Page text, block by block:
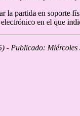
la partida en soporte
en el que
- Publicado: Miércoles